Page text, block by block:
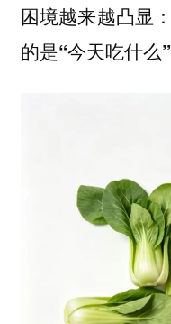
困境越来越凸显：
的是“今天吃什么”